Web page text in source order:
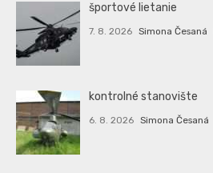
športové lietanie
7. 8. 2026 Simona Česaná
kontrolné stanovište
6. 8. 2026 Simona Česaná